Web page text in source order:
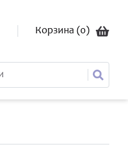
Корзина (0)